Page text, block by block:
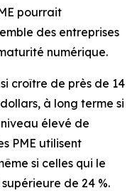
pourrait
des entreprises
numérique.
croître de près de 14
à long terme si
élevé de
PME utilisent
si celles qui le
de 24 %.